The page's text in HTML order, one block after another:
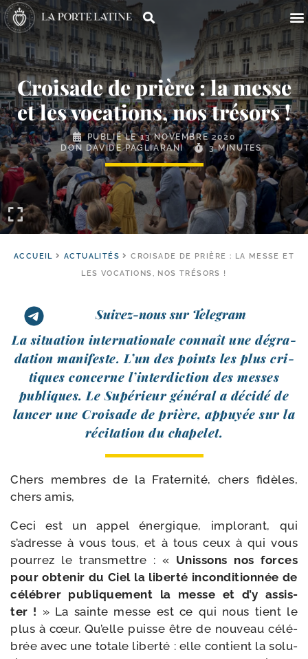
Croisade de prière : la messe
et les vocations, nos trésors !
PUBLIÉ LE13 NOVEMBRE 2020
DON DAVIDE PAGLIARANI
3 MINUTES
ACCUEIL ACTUALITÉS
CROISADE DE PRIÈRE : LA MESSE ET
LES VOCATIONS, NOS TRÉSORS !
Suivez-nous sur Telegram
La situa­tion inter­na­tio­nale connaît une dégra­
da­tion mani­feste. L’un des points les plus cri­
tiques concerne l’interdiction des messes
publiques. Le Supérieur géné­ral a déci­dé de
lan­cer une Croisade de prière, appuyée sur la
réci­ta­tion du chapelet.
Chers membres de la Fraternité, chers fidèles,
chers amis,
Ceci est un appel éner­gique, implo­rant, qui
s’adresse à vous tous, et à tous ceux à qui vous
pour­rez le trans­mettre : « Unissons nos forces
pour obte­nir du Ciel la liber­té incon­di­tion­née de
célé­brer publi­que­ment la messe et d’y assis­
ter ! » La sainte messe est ce qui nous tient le
plus à cœur. Qu’elle puisse être de nou­veau célé­
brée avec une totale liber­té : elle contient la solu­